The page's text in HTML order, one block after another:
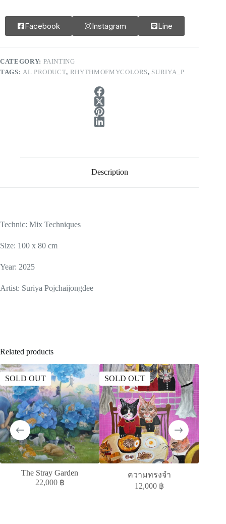
Facebook Instagram Line
CATEGORY: PAINTING
TAGS: AL PRODUCT, RHYTHMOFMYCOLORS, SURIYA_P
Description
Technic: Mix Techniques
Size: 100 x 80 cm
Year: 2025
Artist: Suriya Pojchaijongdee
Related products
SOLD OUT
The Stray Garden
22,000 ฿
SOLD OUT
ความทรงจำ
12,000 ฿